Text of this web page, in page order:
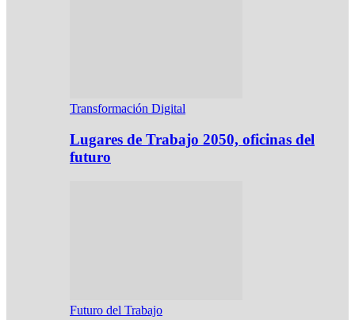
Transformación Digital
Lugares de Trabajo 2050, oficinas del
futuro
Futuro del Trabajo